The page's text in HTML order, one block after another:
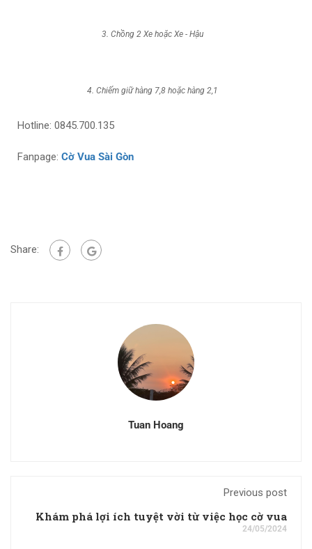
3. Chồng 2 Xe hoặc Xe - Hậu
4. Chiếm giữ hàng 7,8 hoặc hàng 2,1
Hotline: 0845.700.135
Fanpage: Cờ Vua Sài Gòn
Share:
Tuan Hoang
Previous post
Khám phá lợi ích tuyệt vời từ việc học cờ vua
24/05/2024